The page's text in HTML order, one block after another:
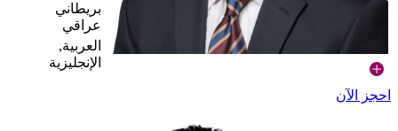
بريطاني
عراقي
العربية,
الإنجليزية
احجز الآن